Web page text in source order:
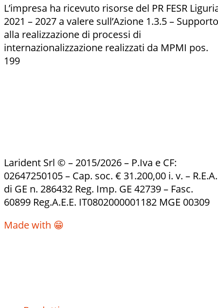
L’impresa ha ricevuto risorse del PR FESR
2021 – 2027 a valere sull’Azione 1.3.5 – Supporto
alla realizzazione di processi di
internazionalizzazione realizzati da MPMI pos.
199
Larident Srl © – 2015/2026 – P.Iva e CF:
02647250105 – Cap. soc. € 31.200,00 i. v. – R.E.A.
di GE n. 286432 Reg. Imp. GE 42739 – Fasc.
60899 Reg.A.E.E. IT0802000001182 MGE 00309
Made with 😁